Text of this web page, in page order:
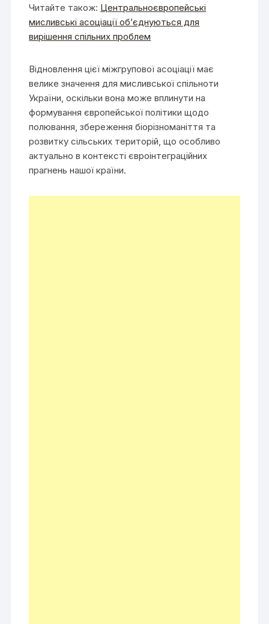
Читайте також: Центральноєвропейські
мисливські асоціації об’єднуються для
вирішення спільних проблем
Відновлення цієї міжгрупової асоціації має
велике значення для мисливської спільноти
України, оскільки вона може вплинути на
формування європейської політики щодо
полювання, збереження біорізноманіття та
розвитку сільських територій, що особливо
актуально в контексті євроінтеграційних
прагнень нашої країни.